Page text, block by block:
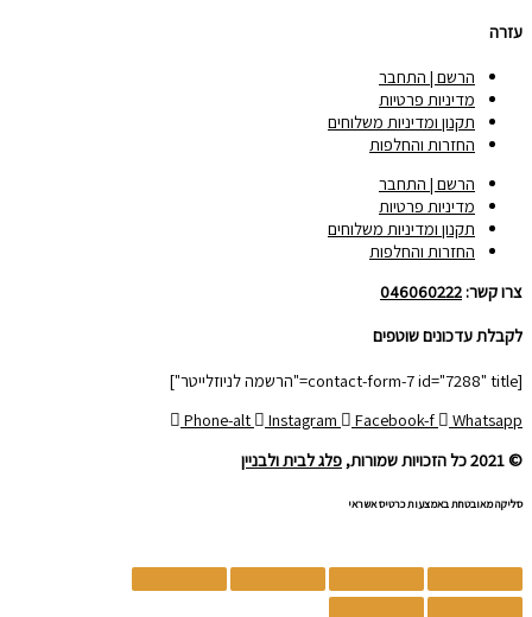
עזרה
הרשם | התחבר
מדיניות פרטיות
תקנון ומדיניות משלוחים
החזרות והחלפות
הרשם | התחבר
מדיניות פרטיות
תקנון ומדיניות משלוחים
החזרות והחלפות
צרו קשר: 046060222
לקבלת עדכונים שוטפים
[contact-form-7 id="7288" title="הרשמה לניוזלייטר"]
Phone-alt
Instagram Facebook-f
Whatsapp
© 2021 כל הזכויות שמורות,
פלג לבית ולבניין
סליקה מאובטחת באמצעות כרטיס אשראי